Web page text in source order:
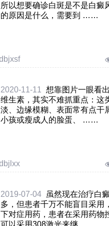
所以想要确诊白斑是不是白癜
的原因是什么，需要到 ……
2020-11-11
想靠图片一眼看
维生素，其实不难抓重点：这
淡、边缘模糊、表面常有点干
小孩或瘦成人的脸蛋、 ……
2019-07-04
虽然现在治疗白
多，但患者千万不能盲目采用
下对症用药，患者在采用药物